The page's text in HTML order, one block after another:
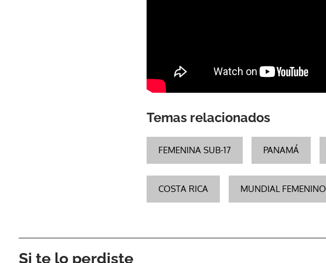
Temas relacionados
FEMENINA SUB-17 PANAMÁ
COSTA RICA MUNDIAL FEMENINO
Si te lo perdiste